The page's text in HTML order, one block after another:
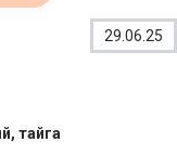
29.06.25
тайга